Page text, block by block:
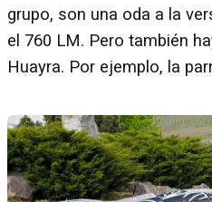
grupo, son una oda a la
el 760 LM. Pero también
Huayra. Por ejemplo, la